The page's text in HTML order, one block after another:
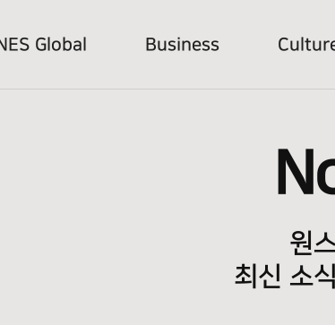
Global Business
원
최신 소